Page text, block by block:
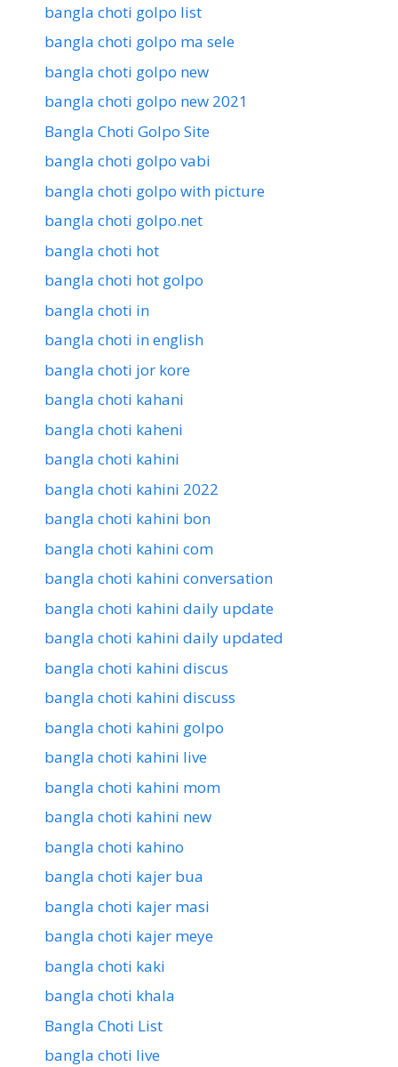
bangla choti golpo list
bangla choti golpo ma sele
bangla choti golpo new
bangla choti golpo new 2021
Bangla Choti Golpo Site
bangla choti golpo vabi
bangla choti golpo with picture
bangla choti golpo.net
bangla choti hot
bangla choti hot golpo
bangla choti in
bangla choti in english
bangla choti jor kore
bangla choti kahani
bangla choti kaheni
bangla choti kahini
bangla choti kahini 2022
bangla choti kahini bon
bangla choti kahini com
bangla choti kahini conversation
bangla choti kahini daily update
bangla choti kahini daily updated
bangla choti kahini discus
bangla choti kahini discuss
bangla choti kahini golpo
bangla choti kahini live
bangla choti kahini mom
bangla choti kahini new
bangla choti kahino
bangla choti kajer bua
bangla choti kajer masi
bangla choti kajer meye
bangla choti kaki
bangla choti khala
Bangla Choti List
bangla choti live